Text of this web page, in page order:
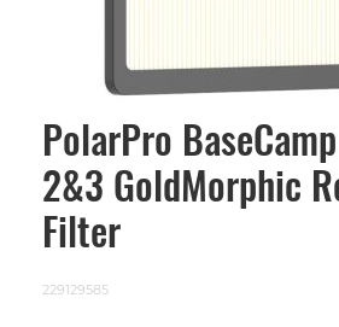
PolarPro
2&3 GoldMorphic
Filter
229129585
Skip
beginning
images